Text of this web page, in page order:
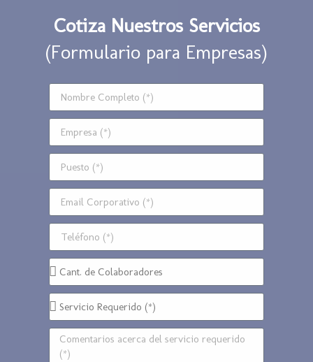
Cotiza Nuestros Servicios
(Formulario para Empresas)